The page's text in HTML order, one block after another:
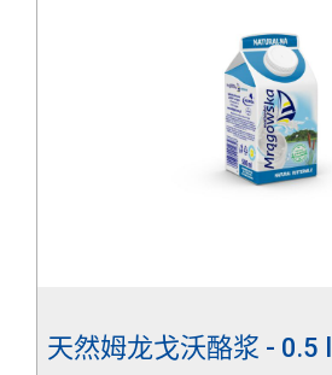
天然姆龙戈沃酪浆 - 0.5 l